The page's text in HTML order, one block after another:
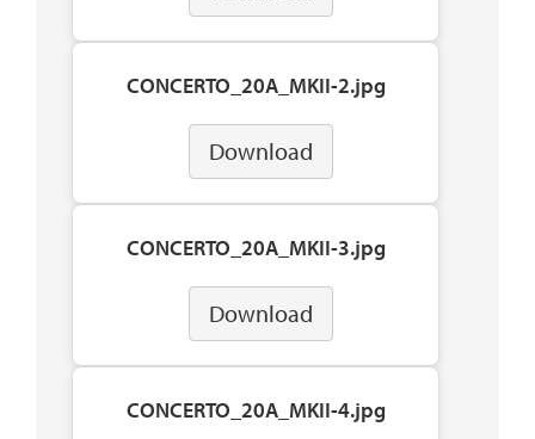
CONCERTO_20A_MKII-2.jpg
Download
CONCERTO_20A_MKII-3.jpg
Download
CONCERTO_20A_MKII-4.jpg